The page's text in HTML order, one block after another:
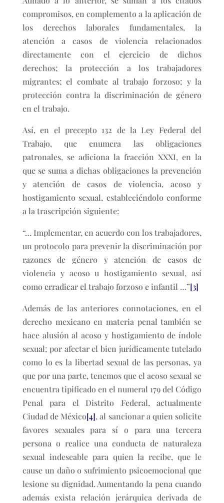
compromisos, en complemento a la aplicación de
los derechos laborales fundamentales, la
atención a casos de violencia relacionados
directamente con el ejercicio de dichos
derechos; la protección a los trabajadores
migrantes; el combate al trabajo forzoso; y la
protección contra la discriminación de género
en el trabajo.
Así, en el precepto 132 de la Ley Federal del
Trabajo, que enumera las obligaciones
patronales, se adiciona la fracción XXXI, en la
que se suma a dichas obligaciones la prevención
y atención de casos de violencia, acoso y
hostigamiento sexual, estableciéndolo conforme
a la trascripción siguiente:
“… Implementar, en acuerdo con los trabajadores,
un protocolo para prevenir la discriminación por
razones de género y atención de casos de
violencia y acoso u hostigamiento sexual, así
como erradicar el trabajo forzoso e infantil …”[3]
Además de las anteriores connotaciones, en el
derecho mexicano en materia penal también se
hace alusión al acoso y hostigamiento de índole
sexual; por afectar el bien jurídicamente tutelado
como lo es la libertad sexual de las personas, ya
que por una parte, tenemos que el acoso sexual se
encuentra tipificado en el numeral 179 del Código
Penal para el Distrito Federal, actualmente
Ciudad de México[4], al sancionar a quien solicite
favores sexuales para sí o para una tercera
persona o realice una conducta de naturaleza
sexual indeseable para quien la recibe, que le
cause un daño o sufrimiento psicoemocional que
lesione su dignidad. Aumentando la pena cuando
además exista relación jerárquica derivada de